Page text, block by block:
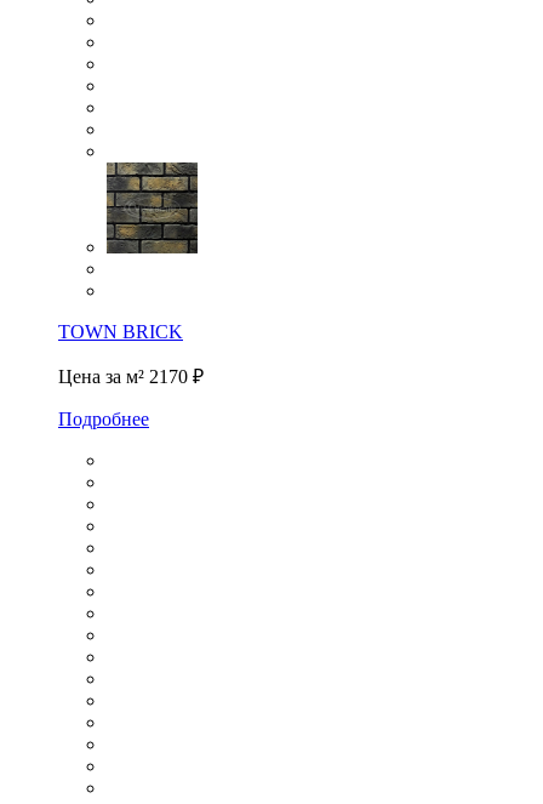
TOWN BRICK
Цена за м² 2170 ₽
Подробнее